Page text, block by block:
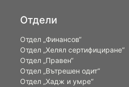
Отдели
Отдел „Финансов“
Отдел „Хелял сертифициране“
Отдел „Правен“
Отдел „Вътрешен одит“
Отдел „Хадж и умре“